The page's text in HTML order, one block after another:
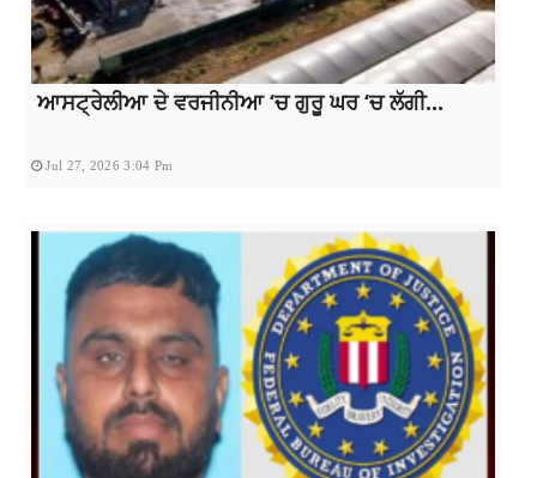
ਆਸਟ੍ਰੇਲੀਆ ਦੇ ਵਰਜੀਨੀਆ ‘ਚ ਗੁਰੂ ਘਰ ‘ਚ ਲੱਗੀ...
Jul 27, 2026 3:04 Pm